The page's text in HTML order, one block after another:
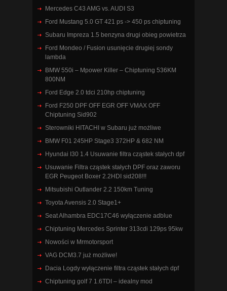
Mercedes C43 AMG vs. AUDI S3
Ford Mustang 5.0 GT 421 ps -> 450 ps chiptuning
Subaru Impreza 1.5 benzyna drugi obieg powietrza
Ford Mondeo / Fusion usunięcie drugiej sondy
lambda
BMW 550i – Mpower Killer – Chiptuning 536KM
800NM
Ford Edge 2.0 tdci 210hp chiptuning
Ford F250 DPF OFF EGR OFF VMAX OFF
Chiptuning Sid902
Sterowniki HITACHI w Subaru już możliwe
BMW F01 245HP Stage3 372HP & 682 NM
Hyundai I30 1.4 Usuwanie filtra cząstek stałych dpf
Usuwanie Filtra cząstek stałych DPF oraz zaworu
EGR Peugeot Boxer 2.2HDI sid208!!!
Mitsubishi Outlander 2.2 150km Tuning
Toyota Avensis 2.0 Stage1+
Seat Alhambra EDC17C46 wyłączenie adblue
Chiptuning Mercedes Sprinter 313cdi 129ps 95kw
Nowości w Mrmotorsport
VAG DCM3.7 już możliwe!
Dacia Logdy wyłączenie filtra cząstek stałych dpf
Chiptuning golf 7 1.6TDI – idealny mod